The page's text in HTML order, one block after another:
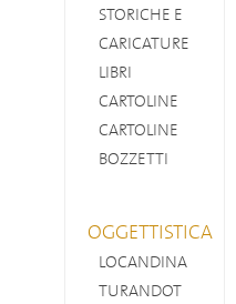
STORICHE E
CARICATURE
LIBRI
CARTOLINE
CARTOLINE
BOZZETTI
OGGETTISTICA
LOCANDINA
TURANDOT